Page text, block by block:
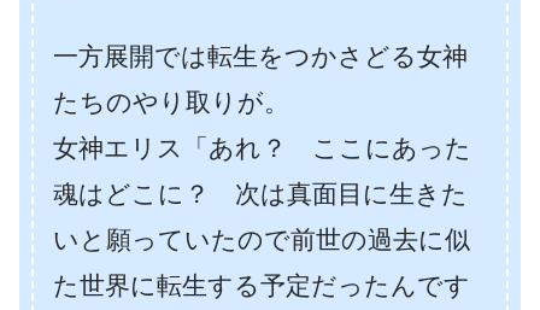
一方展開では転生をつかさどる女神
たちのやり取りが。
女神エリス「あれ？ ここにあった
魂はどこに？ 次は真面目に生きた
いと願っていたので前世の過去に似
た世界に転生する予定だったんです